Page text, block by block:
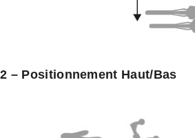
2 – Positionnement Haut/Bas